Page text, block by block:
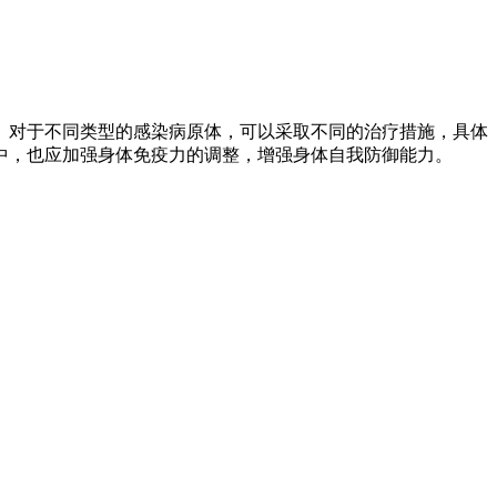
于不同类型的感染病原体，可以采取不同的治疗措施，具体
也应加强身体免疫力的调整，增强身体自我防御能力。